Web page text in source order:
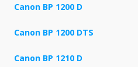
Canon BP 1200 D
Canon BP 1200 DTS
Canon BP 1210 D